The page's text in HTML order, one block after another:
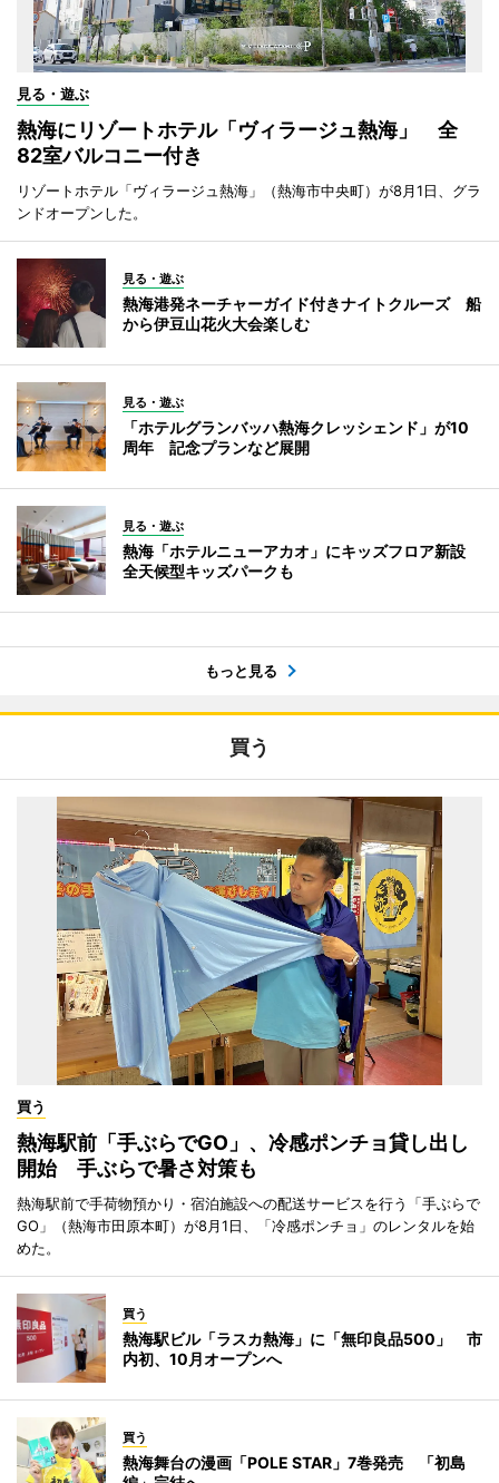
見る・遊ぶ
熱海にリゾートホテル「ヴィラージュ熱海」 全
82室バルコニー付き
リゾートホテル「ヴィラージュ熱海」（熱海市中央町）が8月1日、グラ
ンドオープンした。
見る・遊ぶ
熱海港発ネーチャーガイド付きナイトクルーズ 船
から伊豆山花火大会楽しむ
見る・遊ぶ
「ホテルグランバッハ熱海クレッシェンド」が10
周年 記念プランなど展開
見る・遊ぶ
熱海「ホテルニューアカオ」にキッズフロア新設
全天候型キッズパークも
もっと見る
買う
買う
熱海駅前「手ぶらでGO」、冷感ポンチョ貸し出し
開始 手ぶらで暑さ対策も
熱海駅前で手荷物預かり・宿泊施設への配送サービスを行う「手ぶらで
GO」（熱海市田原本町）が8月1日、「冷感ポンチョ」のレンタルを始
めた。
買う
熱海駅ビル「ラスカ熱海」に「無印良品500」 市
内初、10月オープンへ
買う
熱海舞台の漫画「POLE STAR」7巻発売 「初島